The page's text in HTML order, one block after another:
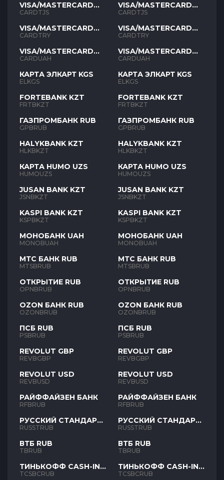
VISA/MASTERCARD
TJS
CARDTJS
VISA/MASTERCARD
TYR
CARDTRY
VISA/MASTERCARD
UAH
CARDUAH
КАРТА ЭЛКАРТ KGS
ELKGS
FORTEBANK KZT
FRTBKZT
ГАЗПРОМБАНК RUB
GPBRUB
HALYKBANK KZT
HLKBKZT
КАРТА HUMO UZS
HUMOUZS
JUSAN BANK KZT
JSNBKZT
KASPI BANK KZT
KSPBKZT
МОНОБАНК UAH
MONOBUAH
МТС БАНК RUB
MTSBRUB
ОТКРЫТИЕ RUB
OPNBRUB
OZON БАНК RUB
OZONBRUB
ПСБ RUB
PSBRUB
REVOLUT GBP
REVBGBP
REVOLUT USD
REVBUSD
РАЙФФАЙЗЕН БАНК
RFBRUB
РУССКИЙ СТАНДАРТ
RUB
RUSSTRUB
ВТБ RUB
TBRUB
ТИНЬКОФФ CASH-IN
RUB
TCSBCRUB
VISA/MASTERCARD
TJS
CARDTJS
VISA/MASTERCARD
TYR
CARDTRY
VISA/MASTERCARD
UAH
CARDUAH
КАРТА ЭЛКАРТ KGS
ELKGS
FORTEBANK KZT
FRTBKZT
ГАЗПРОМБАНК RUB
GPBRUB
HALYKBANK KZT
HLKBKZT
КАРТА HUMO UZS
HUMOUZS
JUSAN BANK KZT
JSNBKZT
KASPI BANK KZT
KSPBKZT
МОНОБАНК UAH
MONOBUAH
МТС БАНК RUB
MTSBRUB
ОТКРЫТИЕ RUB
OPNBRUB
OZON БАНК RUB
OZONBRUB
ПСБ RUB
PSBRUB
REVOLUT GBP
REVBGBP
REVOLUT USD
REVBUSD
РАЙФФАЙЗЕН БАНК
RFBRUB
РУССКИЙ СТАНДАРТ
RUB
RUSSTRUB
ВТБ RUB
TBRUB
ТИНЬКОФФ CASH-IN
RUB
TCSBCRUB